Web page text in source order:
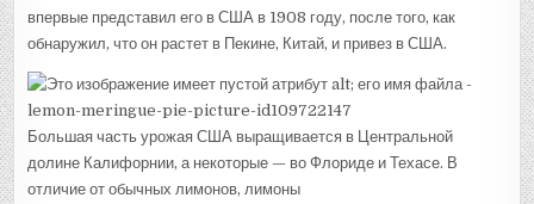
впервые представил его в США в 1908 году, после того, как
обнаружил, что он растет в Пекине, Китай, и привез в США.
Большая часть урожая США выращивается в Центральной
долине Калифорнии, а некоторые — во Флориде и Техасе. В
отличие от обычных лимонов, лимоны